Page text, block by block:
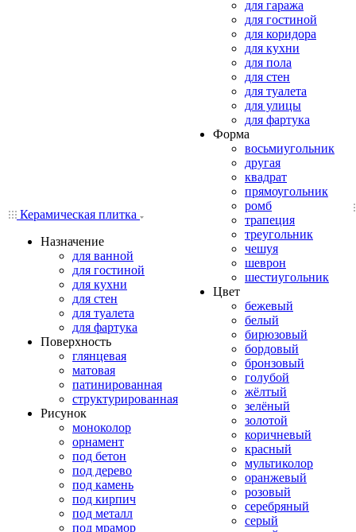
Керамическая плитка
Назначение
для ванной
для гостиной
для кухни
для стен
для туалета
для фартука
Поверхность
глянцевая
матовая
патинированная
структурированная
Рисунок
моноколор
орнамент
под бетон
под дерево
под камень
под кирпич
под металл
под мрамор
для гаража
для гостиной
для коридора
для кухни
для пола
для стен
для туалета
для улицы
для фартука
Форма
восьмиугольник
другая
квадрат
прямоугольник
ромб
трапеция
треугольник
чешуя
шеврон
шестиугольник
Цвет
бежевый
белый
бирюзовый
бордовый
бронзовый
голубой
жёлтый
зелёный
золотой
коричневый
красный
мультиколор
оранжевый
розовый
серебряный
серый